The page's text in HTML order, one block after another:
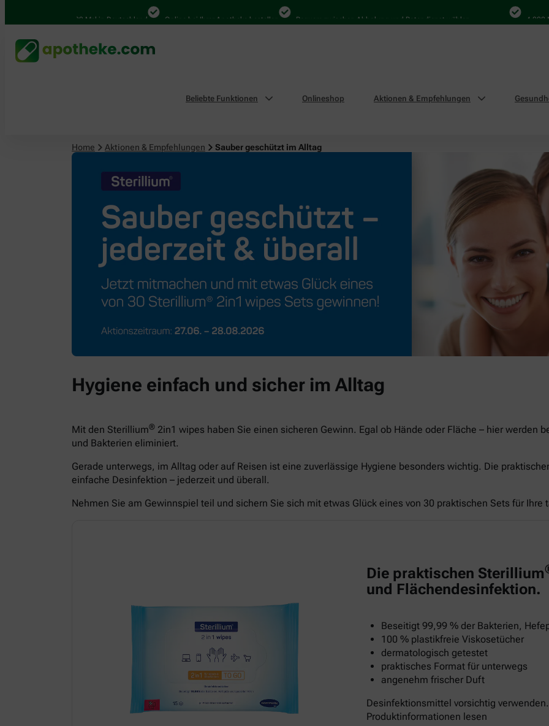
4.000 Mal in Deutschland Online bei Ihrer Apotheke bestellen Bequem zwischen Abholung und Botendienst wählen 4.000 Mal in
Beliebte Funktionen Onlineshop Aktionen & Empfehlungen
Home Aktionen & Empfehlungen Sauber geschützt im Alltag
Hygiene einfach und sicher im Alltag
Mit den Sterillium® 2in1 wipes haben Sie einen sicheren Gewinn. Egal ob Hände oder Fläche – hier werden
und Bakterien eliminiert.
Gerade unterwegs, im Alltag oder auf Reisen ist eine zuverlässige Hygiene besonders wichtig. Die
einfache Desinfektion – jederzeit und überall.
Nehmen Sie am Gewinnspiel teil und sichern Sie sich mit etwas Glück eines von 30 praktischen Sets für Ihre
Die praktischen Sterillium
und Flächendesinfektion.
Beseitigt 99,99 % der Bakterien,
100 % plastikfreie Viskosetücher
dermatologisch getestet
praktisches Format für unterwegs
angenehm frischer Duft
Desinfektionsmittel vorsichtig
Produktinformationen lesen